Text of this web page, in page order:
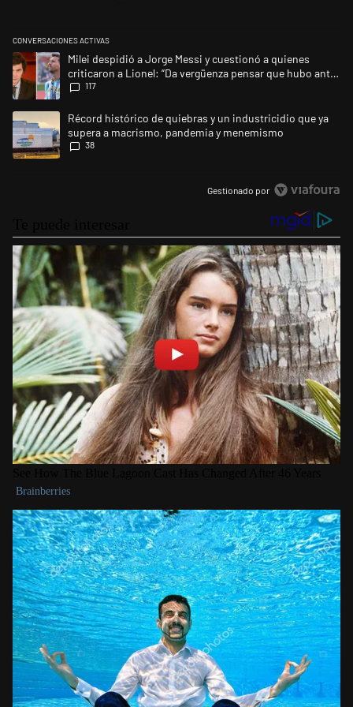
CONVERSACIONES ACTIVAS
Este listado muestra los artículos con más comentarios en los últimos
Un artículo de tendencia con el título "Milei despidió a Jorge Messi y
Milei despidió a Jorge Messi y cuestionó a quienes
criticaron a Lionel: “Da vergüenza pensar que hubo anti-
Messi”
117
Un artículo de tendencia con el título "Récord histórico de quiebras y
Récord histórico de quiebras y un industricidio que ya
supera a macrismo, pandemia y menemismo
38
Gestionado por